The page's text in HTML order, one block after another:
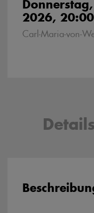
2026,
Carl-Maria-von-